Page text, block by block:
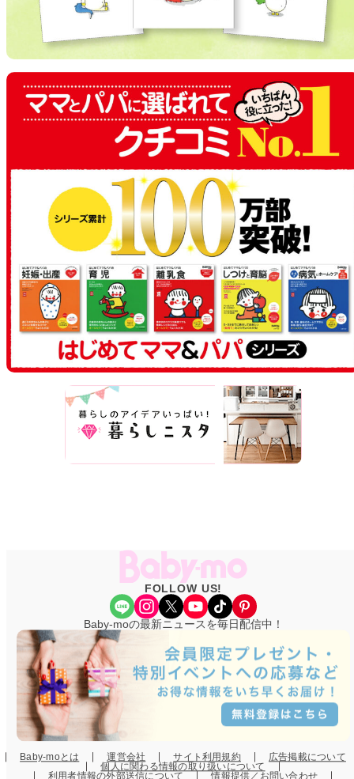
FOLLOW US!
Share Icon Instagram X YouTube TikTok Pinterest
Baby-moの最新ニュースを毎日配信中！
Baby-moとは 運営会社 サイト利用規約
広告掲載について
個人に関わる情報の取り扱いについて
利用者情報の外部送信について
情報提供／お問い合わせ